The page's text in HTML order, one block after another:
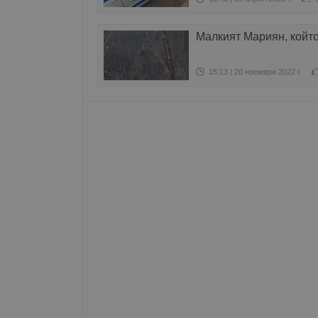
Малкият Мариян,
15:13 | 20 ноември 2022 г.